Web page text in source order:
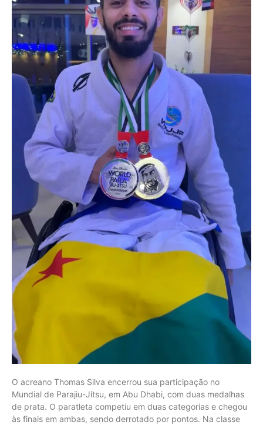
O acreano Thomas Silva encerrou sua participação no
Mundial de Parajiu-Jítsu, em Abu Dhabi, com duas medalhas
de prata. O paratleta competiu em duas categorias e chegou
às finais em ambas, sendo derrotado por pontos. Na classe